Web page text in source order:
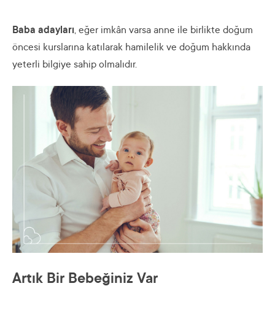
Baba adayları, eğer imkân varsa anne ile birlikte doğum
öncesi kurslarına katılarak hamilelik ve doğum hakkında
yeterli bilgiye sahip olmalıdır.
Artık Bir Bebeğiniz Var